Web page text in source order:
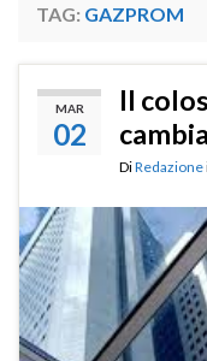
TAG: GAZPROM
MAR
02
Il
DiRedazione